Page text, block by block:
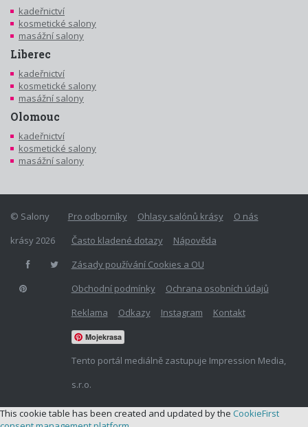
kadeřnictví
kosmetické salony
masážní salony
Liberec
kadeřnictví
kosmetické salony
masážní salony
Olomouc
kadeřnictví
kosmetické salony
masážní salony
Pro odborníky Ohlasy salónů krásy
O nás
Často kladené dotazy
Nápověda
Zásady používání Cookies a OU
Obchodní podmínky
Ochrana osobních údajů
Reklama
Odkazy Instagram Kontakt
Mojekrasa
Tento portál mediálně zastupuje Impression Media,
s.r.o.
© Salony
krásy 2026
This cookie table has been created and updated by the CookieFirst